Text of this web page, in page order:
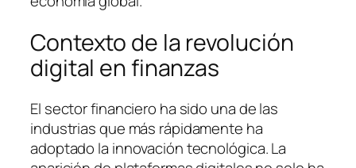
Contexto de la revolución
digital en finanzas
El sector financiero ha sido una de las
industrias que más rápidamente ha
adoptado la innovación tecnológica. La